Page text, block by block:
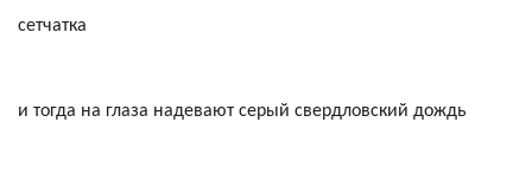
сетчатка
и тогда на глаза надевают серый свердловский дождь